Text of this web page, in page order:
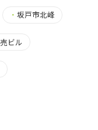
・坂戸市北峰
売ビル